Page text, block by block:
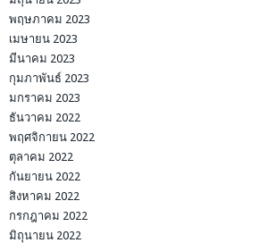
พฤษภาคม 2023
เมษายน 2023
มีนาคม 2023
กุมภาพันธ์ 2023
มกราคม 2023
ธันวาคม 2022
พฤศจิกายน 2022
ตุลาคม 2022
กันยายน 2022
สิงหาคม 2022
กรกฎาคม 2022
มิถุนายน 2022